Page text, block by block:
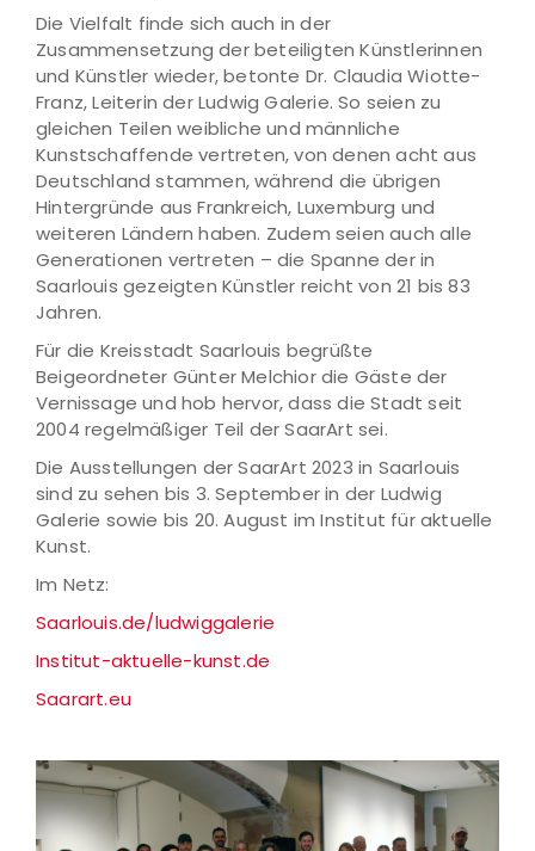
Die Vielfalt finde sich auch in der
Zusammensetzung der beteiligten Künstlerinnen
und Künstler wieder, betonte Dr. Claudia Wiotte-
Franz, Leiterin der Ludwig Galerie. So seien zu
gleichen Teilen weibliche und männliche
Kunstschaffende vertreten, von denen acht aus
Deutschland stammen, während die übrigen
Hintergründe aus Frankreich, Luxemburg und
weiteren Ländern haben. Zudem seien auch alle
Generationen vertreten – die Spanne der in
Saarlouis gezeigten Künstler reicht von 21 bis 83
Jahren.
Für die Kreisstadt Saarlouis begrüßte
Beigeordneter Günter Melchior die Gäste der
Vernissage und hob hervor, dass die Stadt seit
2004 regelmäßiger Teil der SaarArt sei.
Die Ausstellungen der SaarArt 2023 in Saarlouis
sind zu sehen bis 3. September in der Ludwig
Galerie sowie bis 20. August im Institut für aktuelle
Kunst.
Im Netz:
Saarlouis.de/ludwiggalerie
Institut-aktuelle-kunst.de
Saarart.eu